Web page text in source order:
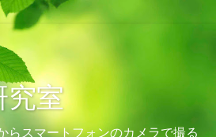
究室
らスマートフォンのカメラで撮る